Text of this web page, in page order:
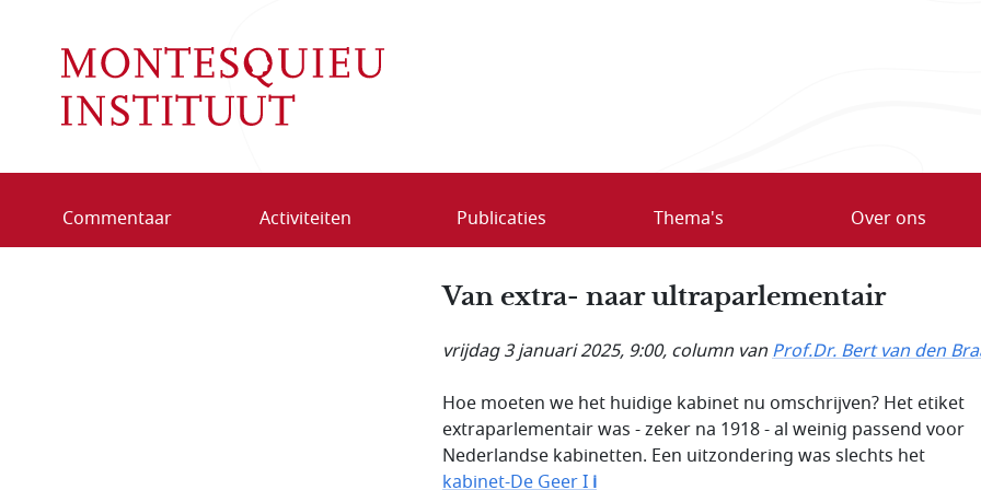
Commentaar Activiteiten Publicaties Thema's Over ons
Van extra- naar ultraparlementair
vrijdag 3 januari 2025, 9:00, column vanProf.Dr. Bert van den
Hoe moeten we het huidige kabinet nu omschrijven? Het etiket
extraparlementair was - zeker na 1918 - al weinig passend voor
Nederlandse kabinetten. Een uitzondering was slechts het
kabinet-De Geer Ii